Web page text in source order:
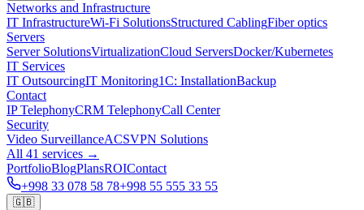
Networks and Infrastructure
IT InfrastructureWi-Fi SolutionsStructured CablingFiber optics
Servers
Server SolutionsVirtualizationCloud ServersDocker/Kubernetes
IT Services
IT OutsourcingIT Monitoring1C: InstallationBackup
Contact
IP TelephonyCRM TelephonyCall Center
Security
Video SurveillanceACSVPN Solutions
All 41 services →
PortfolioBlogPlansROIContact
+998 33 078 58 78+998 55 555 33 55
🇬🇧